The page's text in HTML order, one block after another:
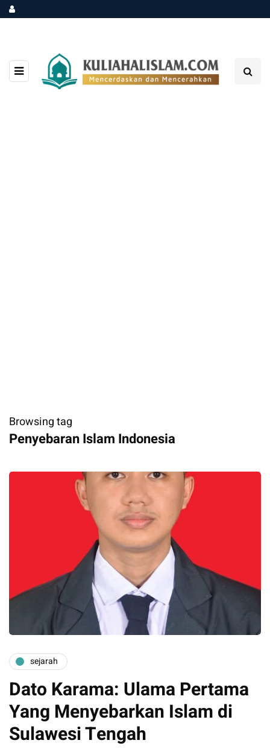
Browsing tag
Penyebaran Islam Indonesia
sejarah
Dato Karama: Ulama Pertama
Yang Menyebarkan Islam di
Sulawesi Tengah